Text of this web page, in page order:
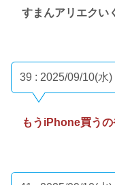
すまんアリエクい
39 : 2025/09/10(水
もうiPhone買う